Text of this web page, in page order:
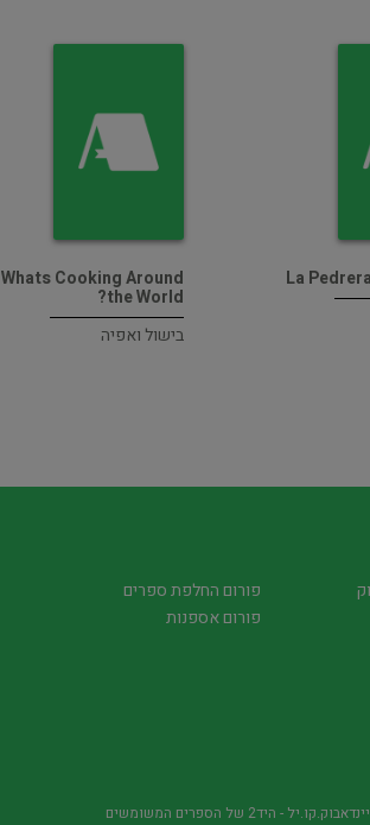
La
Whats Cooking Around
the World?
בישול ואפיה
פורום החלפת ספרים
פורום אספנות
- היד2 של הספרים המשומשים